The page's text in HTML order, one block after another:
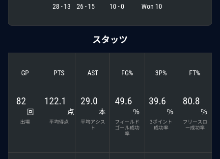
28 - 13 26 - 15 10 - 0 Won 10
スタッツ
GP
82
回
出場
PTS
122.1
点
平均得点
AST
29.0
本
平均アシス
ト
FG%
49.6
%
フィールド
ゴール成功
率
3P%
39.6
%
3ポイント
成功率
FT%
80.8
%
フリースロ
ー成功率